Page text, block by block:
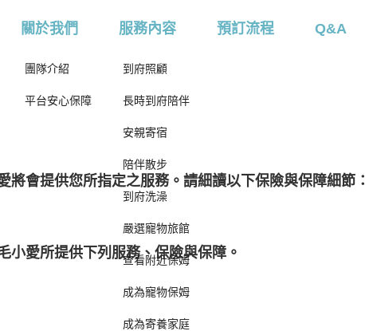
關於我們
團隊介紹
平台安心保障
服務內容
到府照顧
長時到府陪伴
安親寄宿
陪伴散步
到府洗澡
嚴選寵物旅館
查看附近保姆
成為寵物保姆
成為寄養家庭
預訂流程 Q&A
會提供您所指定之服務。請細讀以下保險與保障細節：
小愛所提供下列服務、保險與保障。